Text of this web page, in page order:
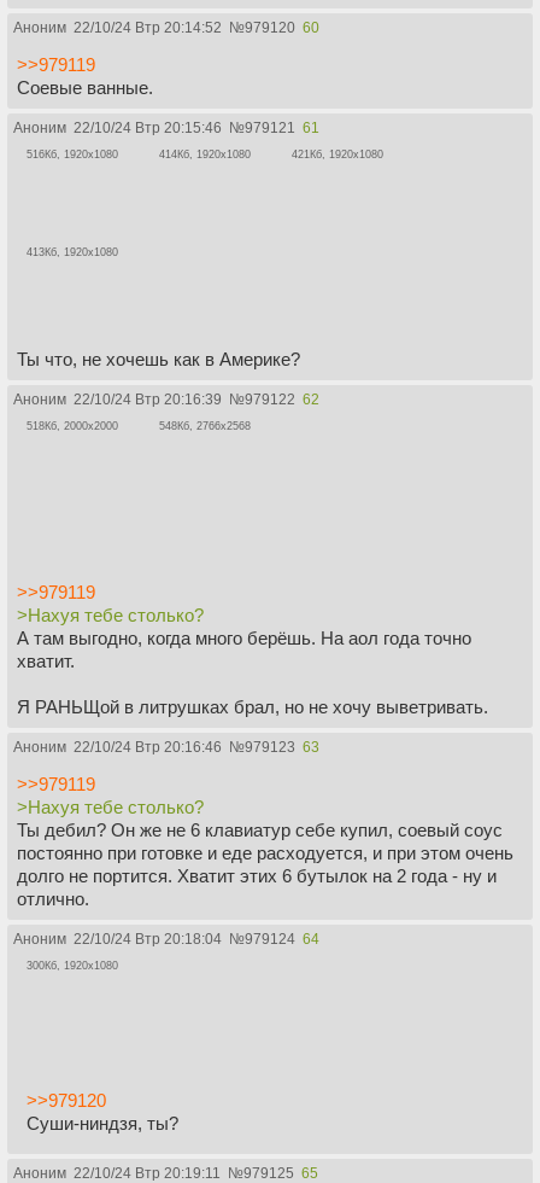
Аноним 22/10/24 Втр 20:14:52 №979120 60
>>979119
Соевые ванные.
Аноним 22/10/24 Втр 20:15:46 №979121 61
516Кб, 1920x1080 414Кб, 1920x1080 421Кб, 1920x1080
413Кб, 1920x1080
Ты что, не хочешь как в Америке?
Аноним 22/10/24 Втр 20:16:39 №979122 62
518Кб, 2000x2000 548Кб, 2766x2568
>>979119
>Нахуя тебе столько?
А там выгодно, когда много берёшь. На аол года точно
хватит.
Я РАНЬЩой в литрушках брал, но не хочу выветривать.
Аноним 22/10/24 Втр 20:16:46 №979123 63
>>979119
>Нахуя тебе столько?
Ты дебил? Он же не 6 клавиатур себе купил, соевый соус
постоянно при готовке и еде расходуется, и при этом очень
долго не портится. Хватит этих 6 бутылок на 2 года - ну и
отлично.
Аноним 22/10/24 Втр 20:18:04 №979124 64
300Кб, 1920x1080
>>979120
Суши-ниндзя, ты?
Аноним 22/10/24 Втр 20:19:11 №979125 65